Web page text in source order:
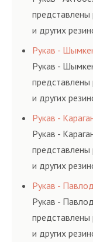
представлены
и других
и нормативам.
Рукав -
Рукав -
представлены
и других
и нормативам.
Рукав -
Рукав -
представлены
и других
и нормативам.
Рукав -
Рукав -
представлены
и других